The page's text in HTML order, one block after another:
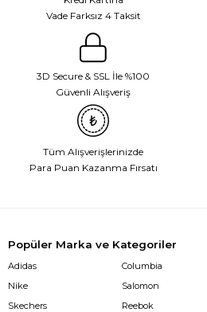
Vade Farksız 4 Taksit
3D Secure & SSL İle %100
Güvenli Alışveriş
Tüm Alışverişlerinizde
Para Puan Kazanma Fırsatı
Popüler Marka ve Kategoriler
Adidas
Nike
Skechers
Columbia
Salomon
Reebok